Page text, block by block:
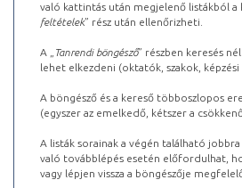
való kattintás után megjelenő listákból
feltételek” rész után ellenőrizheti.
A „ Tanrendi böngésző” részben keresés
lehet elkezdeni (oktatók, szakok,
A böngésző és a kereső többoszlopos
(egyszer az emelkedő, kétszer a
A listák sorainak a végén található
való továbblépés esetén előfordulhat,
vagy lépjen vissza a böngészője